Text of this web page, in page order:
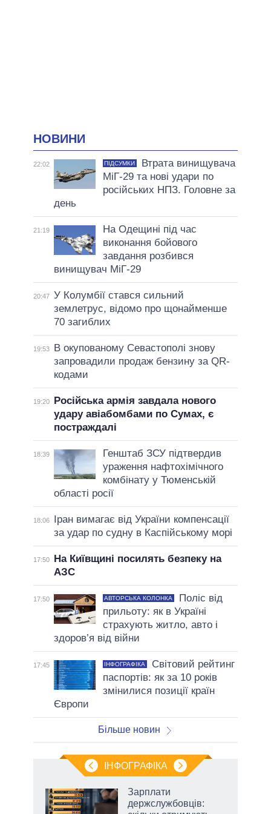
НОВИНИ
22:02 ПІДСУМКИ
Втрата винищувача
МіГ-29 та нові удари по
російських НПЗ. Головне за
день
21:19
На Одещині під час
виконання бойового
завдання розбився
винищувач МіГ-29
20:47 У Колумбії стався сильний
землетрус, відомо про щонайменше
70 загиблих
19:53
В окупованому Севастополі знову
запровадили продаж бензину за QR-
кодами
19:20
Російська армія завдала нового
удару авіабомбами по Сумах, є
постраждалі
18:39
Генштаб ЗСУ підтвердив
ураження нафтохімічного
комбінату у Тюменській
області росії
18:06
Іран вимагає від України компенсації
за удар по судну в Каспійському морі
17:50
На Київщині посилять безпеку на
АЗС
17:50 АВТОРСЬКА КОЛОНКА
Поліс від
прильоту: як в Україні
страхують житло, авто і
здоров’я від війни
17:45 ІНФОГРАФІКА
Світовий рейтинг
паспортів: як за 10 років
змінилися позиції країн
Європи
Більше новин
ІНФОГРАФІКА
Зарплати
держслужбовців: